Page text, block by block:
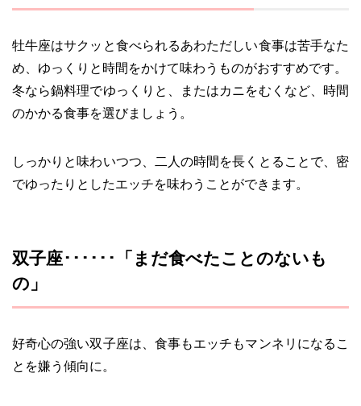
牡牛座はサクッと食べられるあわただしい食事は苦手なた
め、ゆっくりと時間をかけて味わうものがおすすめです。
冬なら鍋料理でゆっくりと、またはカニをむくなど、時間
のかかる食事を選びましょう。
しっかりと味わいつつ、二人の時間を長くとることで、密
でゆったりとしたエッチを味わうことができます。
双子座･･････「まだ食べたことのないも
の」
好奇心の強い双子座は、食事もエッチもマンネリになるこ
とを嫌う傾向に。